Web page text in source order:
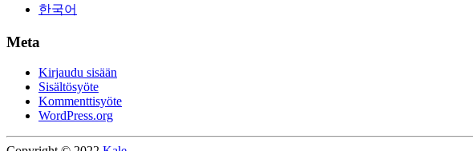
한국어
Meta
Kirjaudu sisään
Sisältösyöte
Kommenttisyöte
WordPress.org